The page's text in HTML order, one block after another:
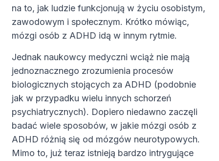
na to, jak ludzie funkcjonują w życiu osobistym,
zawodowym i społecznym. Krótko mówiąc,
mózgi osób z ADHD idą w innym rytmie.
Jednak naukowcy medyczni wciąż nie mają
jednoznacznego zrozumienia procesów
biologicznych stojących za ADHD (podobnie
jak w przypadku wielu innych schorzeń
psychiatrycznych). Dopiero niedawno zaczęli
badać wiele sposobów, w jakie mózgi osób z
ADHD różnią się od mózgów neurotypowych.
Mimo to, już teraz istnieją bardzo intrygujące